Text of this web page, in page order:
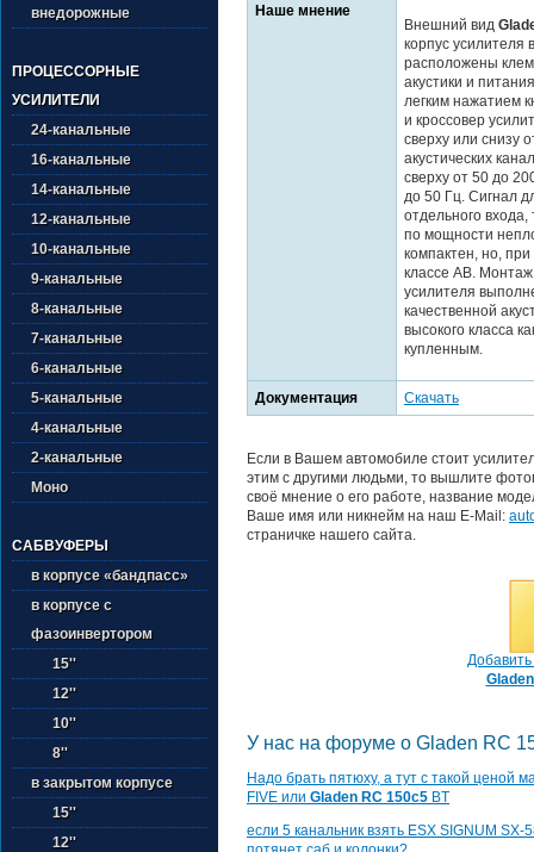
внедорожные
ПРОЦЕССОРНЫЕ
УСИЛИТЕЛИ
24-канальные
16-канальные
14-канальные
12-канальные
10-канальные
9-канальные
8-канальные
7-канальные
6-канальные
5-канальные
4-канальные
2-канальные
Моно
САБВУФЕРЫ
в корпусе «бандпасс»
в корпусе с
фазоинвертором
15''
12''
10''
8''
в закрытом корпусе
15''
12''
Наше мнение
Внешний вид
корпус
расположены
акустики и
легким нажатием
и кроссовер
сверху или снизу
акустических
сверху от 50 до
до 50 Гц. Сигнал
отдельного входа,
по мощности
компактен, но,
классе AB.
усилителя
качественной
высокого класса
купленным.
Документация Скачать
Если в Вашем автомобиле стоит
этим с другими людьми, то вышлите
своё мнение о его работе, название
Ваше имя или никнейм на наш E-Mail:
страничке нашего сайта.
У нас на форуме о Gladen RC
Надо брать пятюху, а тут с такой ценой
FIVE или Gladen RC 150c5 BT
если 5 канальник взять ESX SIGNUM